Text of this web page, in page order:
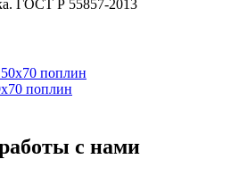
ГОСТ Р 55857-2013
поплин
с нами